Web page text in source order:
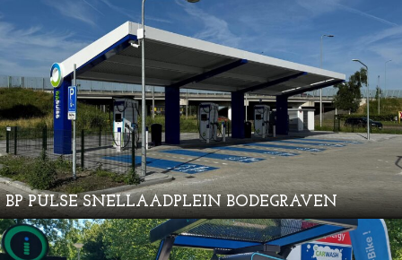
BP PULSE SNELLAADPLEIN BODEGRAVEN